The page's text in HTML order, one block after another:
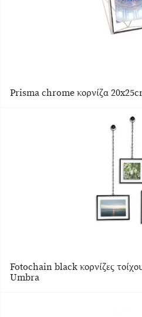
Prisma chrome κορνίζα
Fotochain black κορνίζες
Umbra